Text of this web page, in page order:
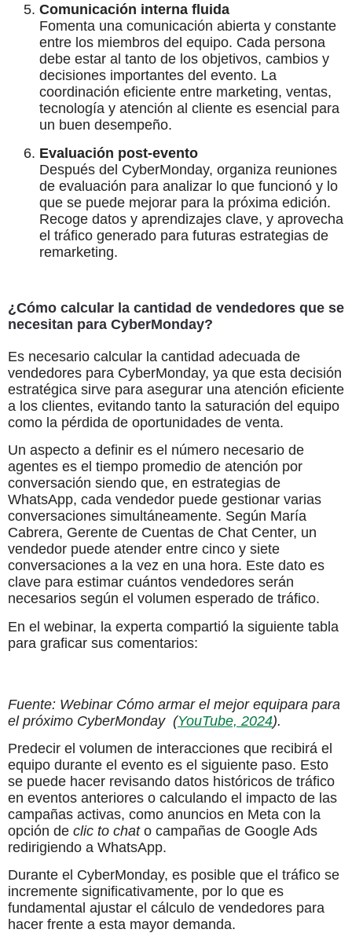
Comunicación interna fluida
Fomenta una comunicación abierta y constante
entre los miembros del equipo. Cada persona
debe estar al tanto de los objetivos, cambios y
decisiones importantes del evento. La
coordinación eficiente entre marketing, ventas,
tecnología y atención al cliente es esencial para
un buen desempeño.
Evaluación post-evento
Después del CyberMonday, organiza reuniones
de evaluación para analizar lo que funcionó y lo
que se puede mejorar para la próxima edición.
Recoge datos y aprendizajes clave, y aprovecha
el tráfico generado para futuras estrategias de
remarketing.
¿Cómo calcular la cantidad de vendedores que se
necesitan para CyberMonday?
Es necesario calcular la cantidad adecuada de
vendedores para CyberMonday, ya que esta decisión
estratégica sirve para asegurar una atención eficiente
a los clientes, evitando tanto la saturación del equipo
como la pérdida de oportunidades de venta.
Un aspecto a definir es el número necesario de
agentes es el tiempo promedio de atención por
conversación siendo que, en estrategias de
WhatsApp, cada vendedor puede gestionar varias
conversaciones simultáneamente. Según María
Cabrera, Gerente de Cuentas de Chat Center, un
vendedor puede atender entre cinco y siete
conversaciones a la vez en una hora. Este dato es
clave para estimar cuántos vendedores serán
necesarios según el volumen esperado de tráfico.
En el webinar, la experta compartió la siguiente tabla
para graficar sus comentarios:
Fuente: Webinar Cómo armar el mejor equipara para
el próximo CyberMonday (YouTube, 2024).
Predecir el volumen de interacciones que recibirá el
equipo durante el evento es el siguiente paso. Esto
se puede hacer revisando datos históricos de tráfico
en eventos anteriores o calculando el impacto de las
campañas activas, como anuncios en Meta con la
opción de clic to chato campañas de Google Ads
redirigiendo a WhatsApp.
Durante el CyberMonday, es posible que el tráfico se
incremente significativamente, por lo que es
fundamental ajustar el cálculo de vendedores para
hacer frente a esta mayor demanda.